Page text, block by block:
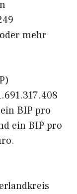
mehr
BIP pro
ein BIP pro